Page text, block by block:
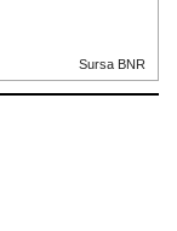
Sursa BNR